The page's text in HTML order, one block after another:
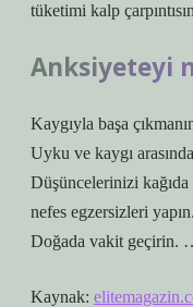
tüketimi kalp
Anksiyeteyi
Kaygıyla başa
Uyku ve kaygı
Düşüncelerinizi
nefes egzersizleri
Doğada vakit geçirin.
Kaynak: